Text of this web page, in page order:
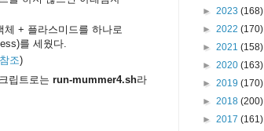
+ 플라스미드를 하나로
를 세웠다.
조)
립트로는 run-mummer4.sh라
► 2023 (168)
► 2022 (170)
► 2021 (158)
► 2020 (163)
► 2019 (170)
► 2018 (200)
► 2017 (161)